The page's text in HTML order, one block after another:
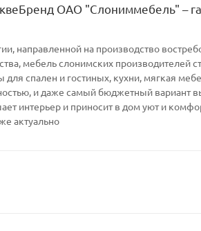
ОАО "Слониммебель" –
направленной на производство
мебель слонимских производителей
спален и гостиных, кухни, мягкая
и даже самый бюджетный вариант
интерьер и приносит в дом уют и
актуально